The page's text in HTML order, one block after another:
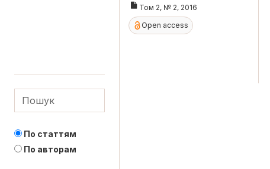
По статтям
По авторам
Том 2, № 2, 2016
Open access